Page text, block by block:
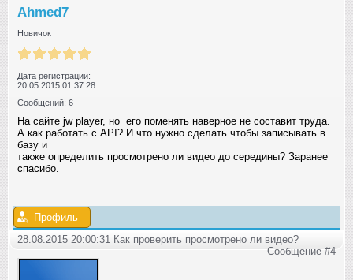
Ahmed7
Новичок
Дата регистрации:
20.05.2015 01:37:28
Сообщений: 6
На сайте jw player, но его поменять наверное не составит труда.
А как работать с API? И что нужно сделать чтобы записывать в
базу и
также определить просмотрено ли видео до середины? Заранее
спасибо.
Профиль
28.08.2015 20:00:31 Как проверить просмотрено ли видео?
Сообщение #4